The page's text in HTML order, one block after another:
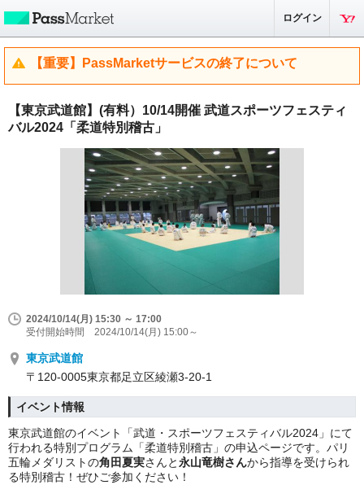
ログイン
【重要】PassMarketサービスの終了について
【東京武道館】(有料）10/14開催 武道スポーツフェスティ
バル2024「柔道特別稽古」
2024/10/14(月) 15:30 ～ 17:00
受付開始時間 2024/10/14(月) 15:00～
東京武道館
〒120-0005東京都足立区綾瀬3-20-1
イベント情報
東京武道館のイベント「武道・スポーツフェスティバル2024」にて
行われる特別プログラム「柔道特別稽古」の申込ページです。パリ
五輪メダリストの角田夏実さんと永山竜樹さんから指導を受けられ
る特別稽古！ぜひご参加ください！